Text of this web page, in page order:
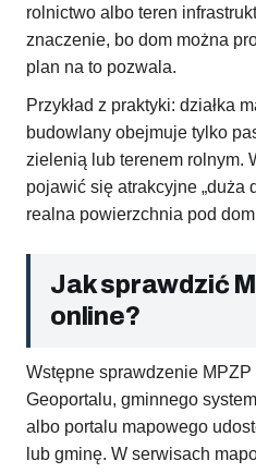
rolnictwo albo teren
znaczenie, bo dom można
plan na to pozwala.
Przykład z praktyki: działka
budowlany obejmuje tylko
zielenią lub terenem rolnym.
pojawić się atrakcyjne „duża
realna powierzchnia pod
Jak sprawdzić
online?
Wstępne sprawdzenie
Geoportalu, gminnego
albo portalu mapowego
lub gminę. W serwisach